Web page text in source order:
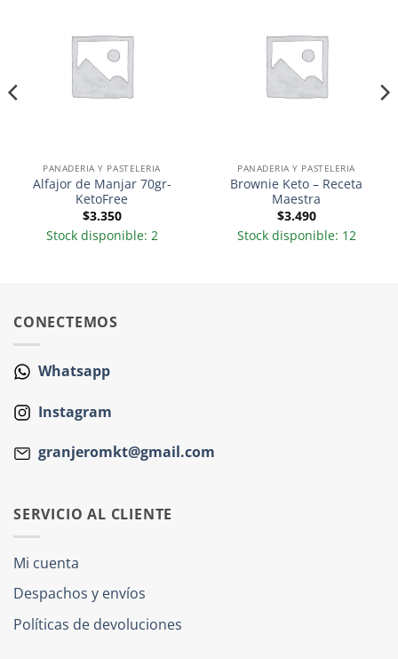
PANADERIA Y PASTELERIA
Alfajor de Manjar 70gr-
KetoFree
$3.350
Stock disponible: 2
PANADERIA Y PASTELERIA
Brownie Keto – Receta
Maestra
$3.490
Stock disponible: 12
CONECTEMOS
Whatsapp
Instagram
granjeromkt@gmail.com
SERVICIO AL CLIENTE
Mi cuenta
Despachos y envíos
Políticas de devoluciones